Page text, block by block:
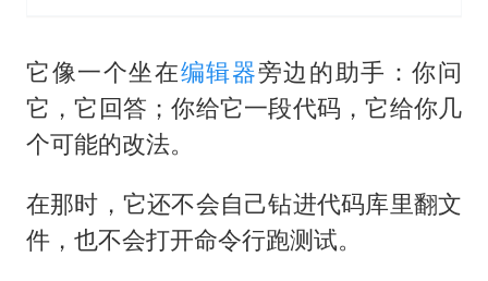
它像一个坐在编辑器旁边的助手：你问
它，它回答；你给它一段代码，它给你几
个可能的改法。
在那时，它还不会自己钻进代码库里翻文
件，也不会打开命令行跑测试。